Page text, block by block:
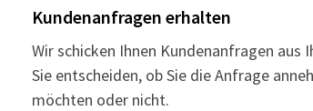
Kundenanfragen erhalten
Wir schicken Ihnen Kundenanfragen aus
Sie entscheiden, ob Sie die Anfrage
möchten oder nicht.